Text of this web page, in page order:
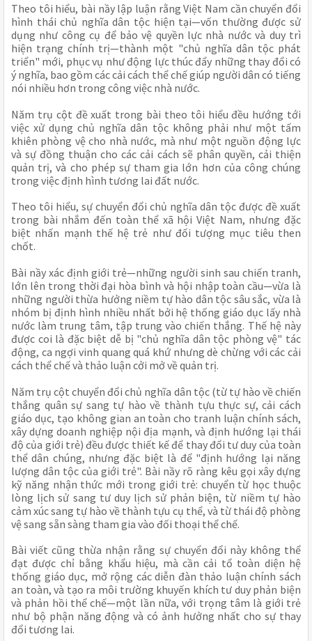
Theo tôi hiểu, bài nầy lập luận rằng Việt Nam cần chuyển đổi
hình thái chủ nghĩa dân tộc hiện tại—vốn thường được sử
dụng như công cụ để bảo vệ quyền lực nhà nước và duy trì
hiện trạng chính trị—thành một "chủ nghĩa dân tộc phát
triển" mới, phục vụ như động lực thúc đẩy những thay đổi có
ý nghĩa, bao gồm các cải cách thể chế giúp người dân có tiếng
nói nhiều hơn trong công việc nhà nước.
Năm trụ cột đề xuất trong bài theo tôi hiểu đều hướng tới
việc xử dụng chủ nghĩa dân tộc không phải như một tấm
khiên phòng vệ cho nhà nước, mà như một nguồn động lực
và sự đồng thuận cho các cải cách sẽ phân quyền, cải thiện
quản trị, và cho phép sự tham gia lớn hơn của công chúng
trong việc định hình tương lai đất nước.
Theo tôi hiểu, sự chuyển đổi chủ nghĩa dân tộc được đề xuất
trong bài nhắm đến toàn thể xã hội Việt Nam, nhưng đặc
biệt nhấn mạnh thế hệ trẻ như đối tượng mục tiêu then
chốt.
Bài nầy xác định giới trẻ—những người sinh sau chiến tranh,
lớn lên trong thời đại hòa bình và hội nhập toàn cầu—vừa là
những người thừa hưởng niềm tự hào dân tộc sâu sắc, vừa là
nhóm bị định hình nhiều nhất bởi hệ thống giáo dục lấy nhà
nước làm trung tâm, tập trung vào chiến thắng. Thế hệ này
được coi là đặc biệt dễ bị "chủ nghĩa dân tộc phòng vệ" tác
động, ca ngợi vinh quang quá khứ nhưng dè chừng với các cải
cách thể chế và thảo luận cởi mở về quản trị.
Năm trụ cột chuyển đổi chủ nghĩa dân tộc (từ tự hào về chiến
thắng quân sự sang tự hào về thành tựu thực sự, cải cách
giáo dục, tạo không gian an toàn cho tranh luận chính sách,
xây dựng doanh nghiệp nội địa mạnh, và định hướng lại thái
độ của giới trẻ) đều được thiết kế để thay đổi tư duy của toàn
thể dân chúng, nhưng đặc biệt là để "định hướng lại năng
lượng dân tộc của giới trẻ". Bài nầy rõ ràng kêu gọi xây dựng
kỹ năng nhận thức mới trong giới trẻ: chuyển từ học thuộc
lòng lịch sử sang tư duy lịch sử phản biện, từ niềm tự hào
cảm xúc sang tự hào về thành tựu cụ thể, và từ thái độ phòng
vệ sang sẵn sàng tham gia vào đối thoại thể chế.
Bài viết cũng thừa nhận rằng sự chuyển đổi này không thể
đạt được chỉ bằng khẩu hiệu, mà cần cải tổ toàn diện hệ
thống giáo dục, mở rộng các diễn đàn thảo luận chính sách
an toàn, và tạo ra môi trường khuyến khích tư duy phản biện
và phản hồi thể chế—một lần nữa, với trọng tâm là giới trẻ
như bộ phận năng động và có ảnh hưởng nhất cho sự thay
đổi tương lai.